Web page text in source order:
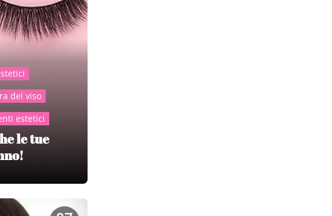
del viso
estetici
le tue